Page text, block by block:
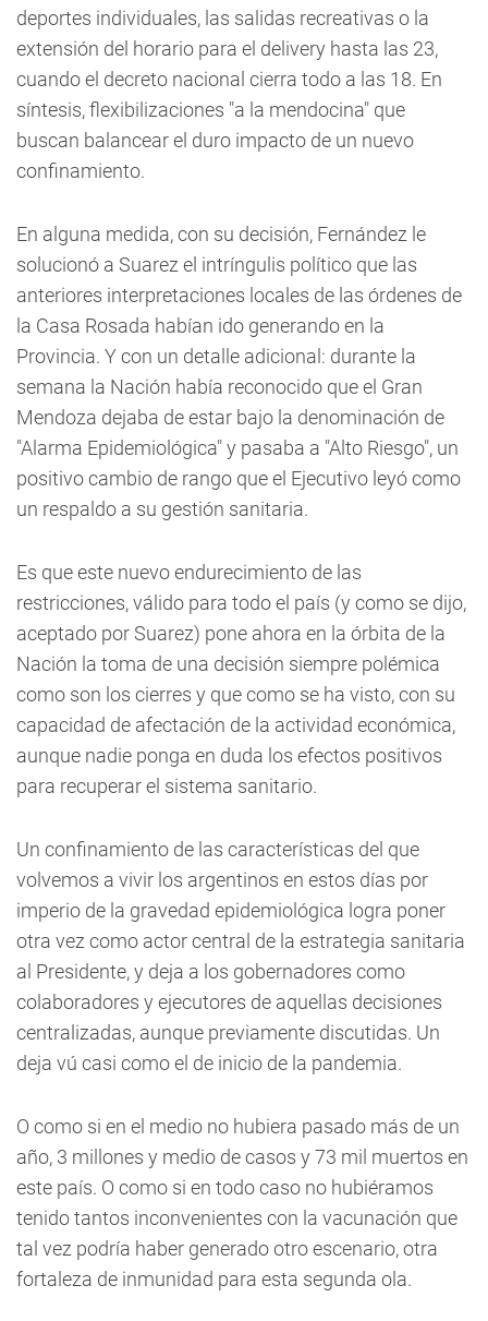
deportes individuales, las salidas recreativas o la
extensión del horario para el delivery hasta las 23,
cuando el decreto nacional cierra todo a las 18. En
síntesis, flexibilizaciones "a la mendocina" que
buscan balancear el duro impacto de un nuevo
confinamiento.
En alguna medida, con su decisión, Fernández le
solucionó a Suarez el intríngulis político que las
anteriores interpretaciones locales de las órdenes de
la Casa Rosada habían ido generando en la
Provincia. Y con un detalle adicional: durante la
semana la Nación había reconocido que el Gran
Mendoza dejaba de estar bajo la denominación de
"Alarma Epidemiológica" y pasaba a "Alto Riesgo", un
positivo cambio de rango que el Ejecutivo leyó como
un respaldo a su gestión sanitaria.
Es que este nuevo endurecimiento de las
restricciones, válido para todo el país (y como se dijo,
aceptado por Suarez) pone ahora en la órbita de la
Nación la toma de una decisión siempre polémica
como son los cierres y que como se ha visto, con su
capacidad de afectación de la actividad económica,
aunque nadie ponga en duda los efectos positivos
para recuperar el sistema sanitario.
Un confinamiento de las características del que
volvemos a vivir los argentinos en estos días por
imperio de la gravedad epidemiológica logra poner
otra vez como actor central de la estrategia sanitaria
al Presidente, y deja a los gobernadores como
colaboradores y ejecutores de aquellas decisiones
centralizadas, aunque previamente discutidas. Un
deja vú casi como el de inicio de la pandemia.
O como si en el medio no hubiera pasado más de un
año, 3 millones y medio de casos y 73 mil muertos en
este país. O como si en todo caso no hubiéramos
tenido tantos inconvenientes con la vacunación que
tal vez podría haber generado otro escenario, otra
fortaleza de inmunidad para esta segunda ola.